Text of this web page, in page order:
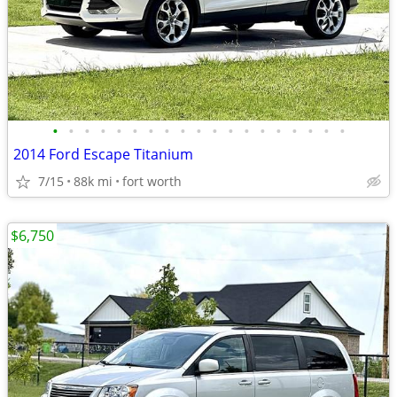
• • • • • • • • • • • • • • • • • • •
2014 Ford Escape Titanium
7/15 88k mi fort worth
$6,750